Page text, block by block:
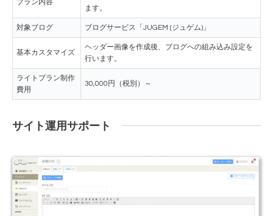
プラン内容
ます。
対象ブログ ブログサービス「JUGEM (ジュゲム)」
基本カスタマイズ
ヘッダー画像を作成後、ブログへの組み込み設定を
行います。
ライトプラン制作
費用
30,000円（税別）～
サイト運用サポート